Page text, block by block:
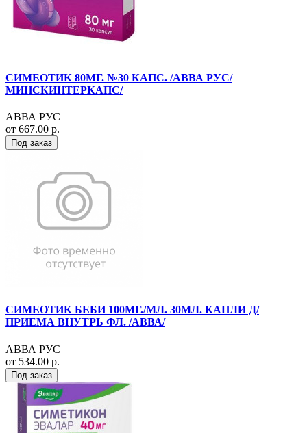
СИМЕОТИК 80МГ. №30 КАПС. /АВВА РУС/
МИНСКИНТЕРКАПС/
АВВА РУС
от 667.00 р.
Под заказ
СИМЕОТИК БЕБИ 100МГ./МЛ. 30МЛ. КАПЛИ Д/
ПРИЕМА ВНУТРЬ ФЛ. /АВВА/
АВВА РУС
от 534.00 р.
Под заказ